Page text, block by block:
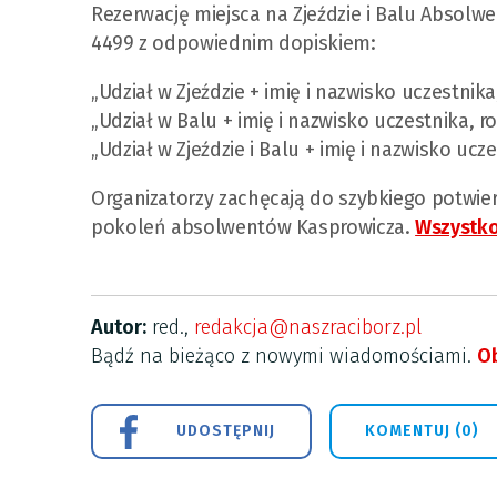
Rezerwację miejsca na Zjeździe i Balu
4499 z odpowiednim dopiskiem:
„Udział w Zjeździe + imię i nazwisko
„Udział w Balu + imię i nazwisko uczestnika,
„Udział w Zjeździe i Balu + imię i nazwisko
Organizatorzy zachęcają do szybkiego
pokoleń absolwentów Kasprowicza.
Autor: red., redakcja@naszraciborz.pl
Bądź na bieżąco z nowymi wiadomościami.
UDOSTĘPNIJ KOMENTUJ (0)